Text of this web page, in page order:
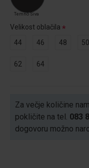
Temno Siva
Velikost oblačila
44
46 48 50
62 64
Za večje količine
pokličite na tel. 083
dogovoru možno